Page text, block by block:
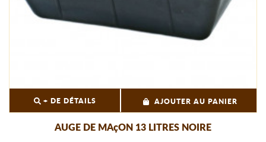
+ DE DÉTAILS AJOUTER AU PANIER
AUGE DE MAçON 13 LITRES NOIRE